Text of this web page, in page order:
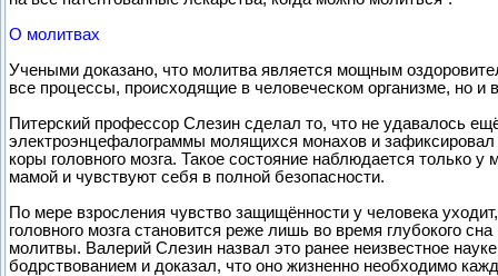
О молитвах
Учеными доказано, что молитва является мощным
все процессы, происходящие в человеческом организме, но и
Питерский профессор Слезин сделал то, что не удавалось
электроэнцефалограммы молящихся монахов и
коры головного мозга. Такое состояние наблюдается только
мамой и чувствуют себя в полной безопасности.
По мере взросления чувство защищённости у человека
головного мозга становится реже лишь во время глубокого
молитвы. Валерий Слезин назвал это ранее неизвестное
бодрствованием и доказал, что оно жизненно необходимо